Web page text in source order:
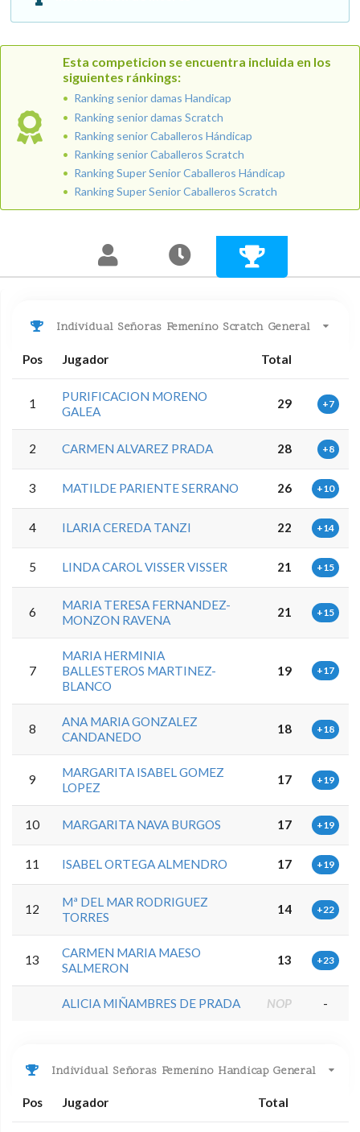
Esta competicion se encuentra incluida en los
siguientes ránkings:
Ranking senior damas Handicap
Ranking senior damas Scratch
Ranking senior Caballeros Hándicap
Ranking senior Caballeros Scratch
Ranking Super Senior Caballeros Hándicap
Ranking Super Senior Caballeros Scratch
Individual Señoras Femenino Scratch General
Pos Jugador Total
1
PURIFICACION MORENO
GALEA
29 +7
2 CARMEN ALVAREZ PRADA 28 +8
3 MATILDE PARIENTE SERRANO 26 +10
4 ILARIA CEREDA TANZI 22 +14
5 LINDA CAROL VISSER VISSER 21 +15
6
MARIA TERESA FERNANDEZ-
MONZON RAVENA
21 +15
7
MARIA HERMINIA
BALLESTEROS MARTINEZ-
BLANCO
19 +17
8
ANA MARIA GONZALEZ
CANDANEDO
18 +18
9
MARGARITA ISABEL GOMEZ
LOPEZ
17 +19
10 MARGARITA NAVA BURGOS 17 +19
11 ISABEL ORTEGA ALMENDRO 17 +19
12
Mª DEL MAR RODRIGUEZ
TORRES
14 +22
13
CARMEN MARIA MAESO
SALMERON
13 +23
ALICIA MIÑAMBRES DE PRADA NOP -
Individual Señoras Femenino Handicap General
Pos Jugador Total